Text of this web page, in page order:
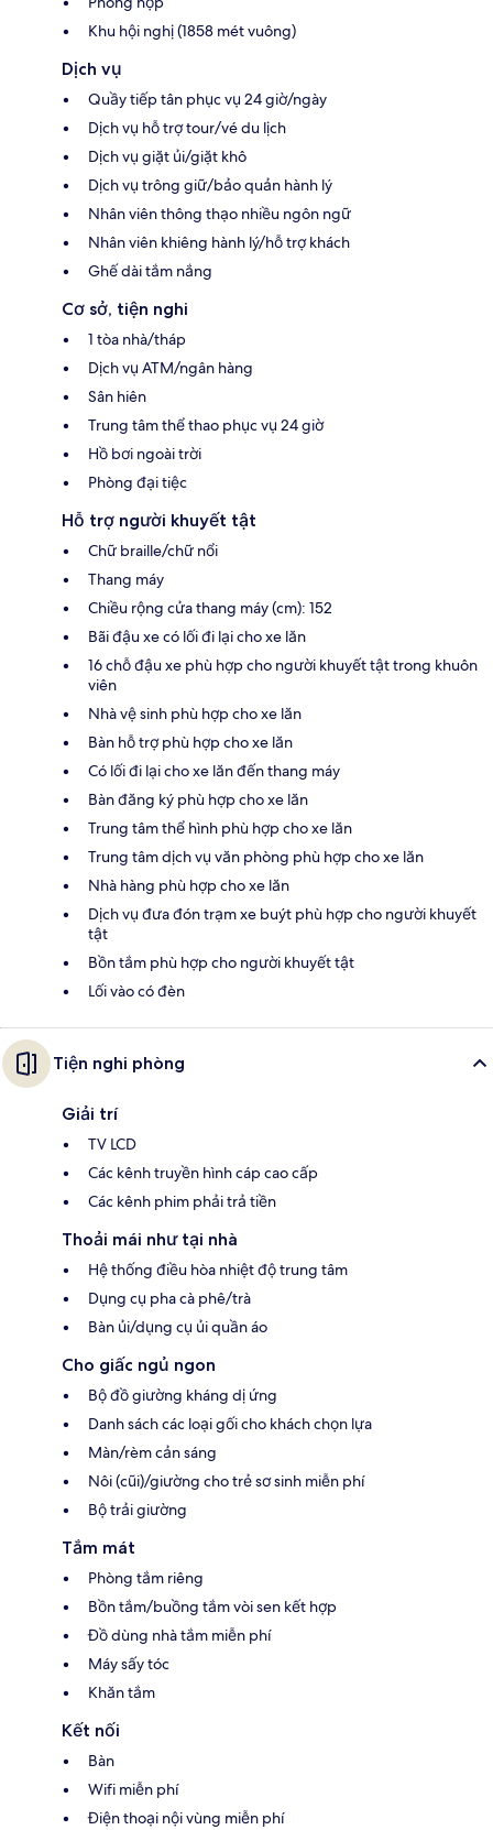
Khu hội nghị (1858 mét vuông)
Dịch vụ
Quầy tiếp tân phục vụ 24 giờ/ngày
Dịch vụ hỗ trợ tour/vé du lịch
Dịch vụ giặt ủi/giặt khô
Dịch vụ trông giữ/bảo quản hành lý
Nhân viên thông thạo nhiều ngôn ngữ
Nhân viên khiêng hành lý/hỗ trợ khách
Ghế dài tắm nắng
Cơ sở, tiện nghi
1 tòa nhà/tháp
Dịch vụ ATM/ngân hàng
Sân hiên
Trung tâm thể thao phục vụ 24 giờ
Hồ bơi ngoài trời
Phòng đại tiệc
Hỗ trợ người khuyết tật
Chữ braille/chữ nổi
Thang máy
Chiều rộng cửa thang máy (cm): 152
Bãi đậu xe có lối đi lại cho xe lăn
16 chỗ đậu xe phù hợp cho người khuyết tật trong khuôn
viên
Nhà vệ sinh phù hợp cho xe lăn
Bàn hỗ trợ phù hợp cho xe lăn
Có lối đi lại cho xe lăn đến thang máy
Bàn đăng ký phù hợp cho xe lăn
Trung tâm thể hình phù hợp cho xe lăn
Trung tâm dịch vụ văn phòng phù hợp cho xe lăn
Nhà hàng phù hợp cho xe lăn
Dịch vụ đưa đón trạm xe buýt phù hợp cho người khuyết
tật
Bồn tắm phù hợp cho người khuyết tật
Lối vào có đèn
Tiện nghi phòng
Giải trí
TV LCD
Các kênh truyền hình cáp cao cấp
Các kênh phim phải trả tiền
Thoải mái như tại nhà
Hệ thống điều hòa nhiệt độ trung tâm
Dụng cụ pha cà phê/trà
Bàn ủi/dụng cụ ủi quần áo
Cho giấc ngủ ngon
Bộ đồ giường kháng dị ứng
Danh sách các loại gối cho khách chọn lựa
Màn/rèm cản sáng
Nôi (cũi)/giường cho trẻ sơ sinh miễn phí
Bộ trải giường
Tắm mát
Phòng tắm riêng
Bồn tắm/buồng tắm vòi sen kết hợp
Đồ dùng nhà tắm miễn phí
Máy sấy tóc
Khăn tắm
Kết nối
Bàn
Wifi miễn phí
Điện thoại nội vùng miễn phí